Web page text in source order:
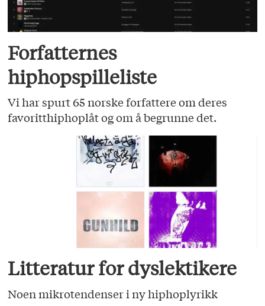
Forfatternes
hiphopspilleliste
Vi har spurt 65 norske forfattere om deres
favoritthiphoplåt og om å begrunne det.
Litteratur for dyslektikere
Noen mikrotendenser i ny hiphoplyrikk